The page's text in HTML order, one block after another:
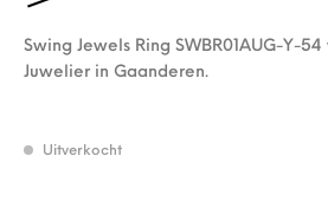
Swing Jewels Ring SWBR01AUG-Y-
Juwelier in Gaanderen.
Uitverkocht